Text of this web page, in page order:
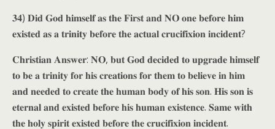
𝟑𝟒) 𝐃𝐢𝐝 𝐆𝐨𝐝 𝐡𝐢𝐦𝐬𝐞𝐥𝐟 𝐚𝐬 𝐭𝐡𝐞 𝐅𝐢𝐫𝐬𝐭 𝐚𝐧𝐝 𝐍𝐎 𝐨𝐧𝐞 𝐛𝐞𝐟𝐨𝐫𝐞 𝐡𝐢𝐦
𝐞𝐱𝐢𝐬𝐭𝐞𝐝 𝐚𝐬 𝐚 𝐭𝐫𝐢𝐧𝐢𝐭𝐲 𝐛𝐞𝐟𝐨𝐫𝐞 𝐭𝐡𝐞 𝐚𝐜𝐭𝐮𝐚𝐥 𝐜𝐫𝐮𝐜𝐢𝐟𝐢𝐱𝐢𝐨𝐧 𝐢𝐧𝐜𝐢𝐝𝐞𝐧𝐭?
𝐂𝐡𝐫𝐢𝐬𝐭𝐢𝐚𝐧 𝐀𝐧𝐬𝐰𝐞𝐫: 𝐍𝐎, 𝐛𝐮𝐭 𝐆𝐨𝐝 𝐝𝐞𝐜𝐢𝐝𝐞𝐝 𝐭𝐨 𝐮𝐩𝐠𝐫𝐚𝐝𝐞 𝐡𝐢𝐦𝐬𝐞𝐥𝐟
𝐭𝐨 𝐛𝐞 𝐚 𝐭𝐫𝐢𝐧𝐢𝐭𝐲 𝐟𝐨𝐫 𝐡𝐢𝐬 𝐜𝐫𝐞𝐚𝐭𝐢𝐨𝐧𝐬 𝐟𝐨𝐫 𝐭𝐡𝐞𝐦 𝐭𝐨 𝐛𝐞𝐥𝐢𝐞𝐯𝐞 𝐢𝐧 𝐡𝐢𝐦
𝐚𝐧𝐝 𝐧𝐞𝐞𝐝𝐞𝐝 𝐭𝐨 𝐜𝐫𝐞𝐚𝐭𝐞 𝐭𝐡𝐞 𝐡𝐮𝐦𝐚𝐧 𝐛𝐨𝐝𝐲 𝐨𝐟 𝐡𝐢𝐬 𝐬𝐨𝐧. 𝐇𝐢𝐬 𝐬𝐨𝐧 𝐢𝐬
𝐞𝐭𝐞𝐫𝐧𝐚𝐥 𝐚𝐧𝐝 𝐞𝐱𝐢𝐬𝐭𝐞𝐝 𝐛𝐞𝐟𝐨𝐫𝐞 𝐡𝐢𝐬 𝐡𝐮𝐦𝐚𝐧 𝐞𝐱𝐢𝐬𝐭𝐞𝐧𝐜𝐞. 𝐒𝐚𝐦𝐞 𝐰𝐢𝐭𝐡
𝐭𝐡𝐞 𝐡𝐨𝐥𝐲 𝐬𝐩𝐢𝐫𝐢𝐭 𝐞𝐱𝐢𝐬𝐭𝐞𝐝 𝐛𝐞𝐟𝐨𝐫𝐞 𝐭𝐡𝐞 𝐜𝐫𝐮𝐜𝐢𝐟𝐢𝐱𝐢𝐨𝐧 𝐢𝐧𝐜𝐢𝐝𝐞𝐧𝐭.